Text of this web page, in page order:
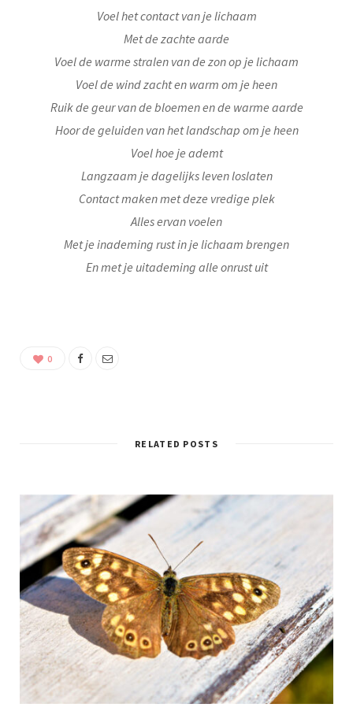
Voel het contact van je lichaam
Met de zachte aarde
Voel de warme stralen van de zon op je lichaam
Voel de wind zacht en warm om je heen
Ruik de geur van de bloemen en de warme aarde
Hoor de geluiden van het landschap om je heen
Voel hoe je ademt
Langzaam je dagelijks leven loslaten
Contact maken met deze vredige plek
Alles ervan voelen
Met je inademing rust in je lichaam brengen
En met je uitademing alle onrust uit
0
RELATED POSTS